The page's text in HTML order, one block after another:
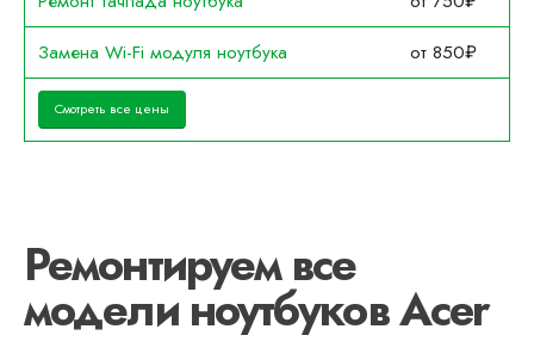
Замена Wi-Fi модуля ноутбука
от 850₽
Смотреть все цены
Ремонтируем все
модели ноутбуков Acer